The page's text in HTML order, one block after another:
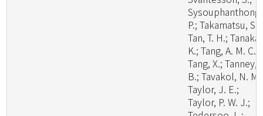
Sysouphanthong,
P.; Takamatsu, S.;
Tan, T. H.; Tanaka,
K.; Tang, A. M. C.;
Tang, X.; Tanney,
B.; Tavakol, N. M.;
Taylor, J. E.;
Taylor, P. W. J.;